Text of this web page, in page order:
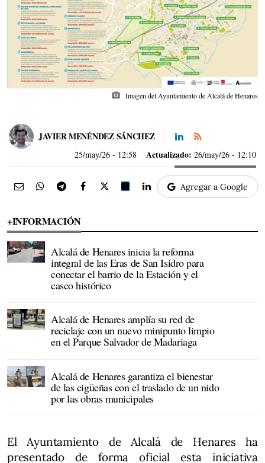
photo_camera Imagen del Ayuntamiento de Alcalá de Henares
JAVIER MENÉNDEZ SÁNCHEZ
25/may/26 - 12:58 Actualizado: 26/may/26 - 12:10
Agregar a Google
+INFORMACIÓN
Alcalá de Henares inicia la reforma
integral de las Eras de San Isidro para
conectar el barrio de la Estación y el
casco histórico
Alcalá de Henares amplía su red de
reciclaje con un nuevo minipunto limpio
en el Parque Salvador de Madariaga
Alcalá de Henares garantiza el bienestar
de las cigüeñas con el traslado de un nido
por las obras municipales
El Ayuntamiento de Alcalá de Henares ha
presentado de forma oficial esta iniciativa